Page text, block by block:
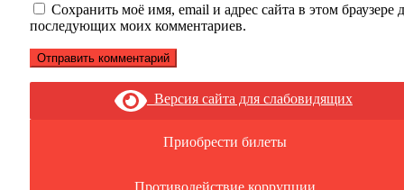
Сохранить моё имя, email и адрес сайта в этом браузере
последующих моих комментариев.
Версия сайта для слабовидящих
Приобрести билеты
Противодействие коррупции